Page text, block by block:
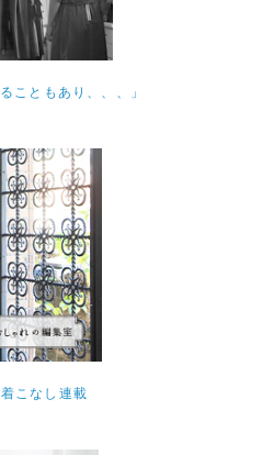
こともあり、、、」
こなし連載